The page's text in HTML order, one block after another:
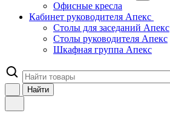
Офисные кресла
Кабинет руководителя Апекс
Столы для заседаний Апекс
Столы руководителя Апекс
Шкафная группа Апекс
Найти